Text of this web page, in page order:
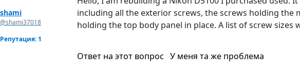
shami
@shami37018
Репутация: 1
including all the exterior screws, the screws holding the
holding the top body panel in place. A list of screw sizes
Ответ на этот вопрос У меня та же проблема